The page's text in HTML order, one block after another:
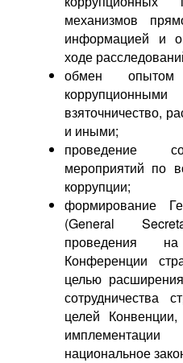
механизмов
информацией и
ходе
обмен
взяточничество,
и иными;
проведение
мероприятий по
коррупции;
формирование
(General
проведения
Конференции
целью
сотрудничества
целей
национальное